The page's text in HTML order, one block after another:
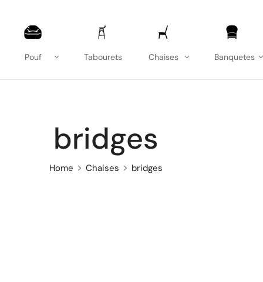
Pouf Tabourets Chaises Banquetes
bridges
Home Chaises bridges